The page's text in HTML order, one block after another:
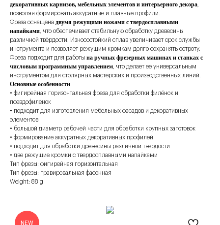
декоративных карнизов, мебельных элементов и интерьерного декора
позволяя формировать аккуратные и плавные профили.
Фреза оснащена двумя режущими ножами с твердосплавными
напайками , что обеспечивает стабильную обработку древесины
различной твёрдости. Износостойкий сплав увеличивает срок службы
инструмента и позволяет режущим кромкам долго сохранять остроту.
Фреза подходит для работы на ручных фрезерных машинах и станках с
числовым программным управлением , что делает её универсальным
инструментом для столярных мастерских и производственных линий.
Основные особенности
• фигирейная горизонтальная фреза для обработки филёнок и
псевдофилёнок
• подходит для изготовления мебельных фасадов и декоративных
элементов
• большой диаметр рабочей части для обработки крупных заготовок
• формирование аккуратных декоративных профилей
• подходит для обработки древесины различной твёрдости
• две режущие кромки с твердосплавными напайками
Тип фрезы: фигирейная горизонтальная
Тип фрезы: гравировальная фасонная
Weight: 88 g
NEW